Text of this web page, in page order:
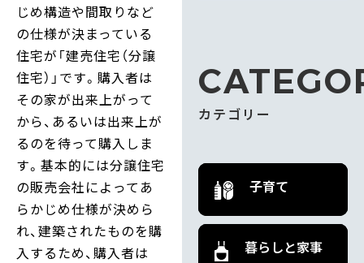
じめ構造や間取りなど
の仕様が決まっている
住宅が「建売住宅（分譲
住宅）」です。購入者は
その家が出来上がって
から、あるいは出来上が
るのを待って購入しま
す。基本的には分譲住宅
の販売会社によってあ
らかじめ仕様が決めら
れ、建築されたものを購
入するため、購入者は
カテゴリー
子育て
暮らしと家事